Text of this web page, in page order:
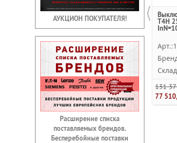
АУКЦИОН ПОКУПАТЕЛЯ!
Расширение списка
поставляемых брендов.
Бесперебойные поставки
T4H
131
⟨